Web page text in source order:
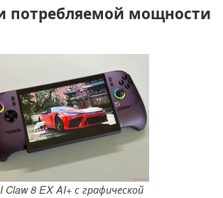
потребляемой мощности
Claw 8 EX AI+ с графической